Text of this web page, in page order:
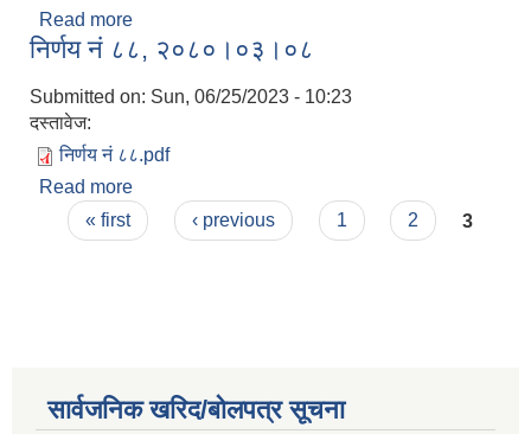
Read more
निर्णय नं ८८, २०८०।०३।०८
Submitted on: Sun, 06/25/2023 - 10:23
दस्तावेज:
निर्णय नं ८८.pdf
Read more
Pages
« first ‹ previous 1 2 3
सार्वजनिक खरिद/बोलपत्र सूचना